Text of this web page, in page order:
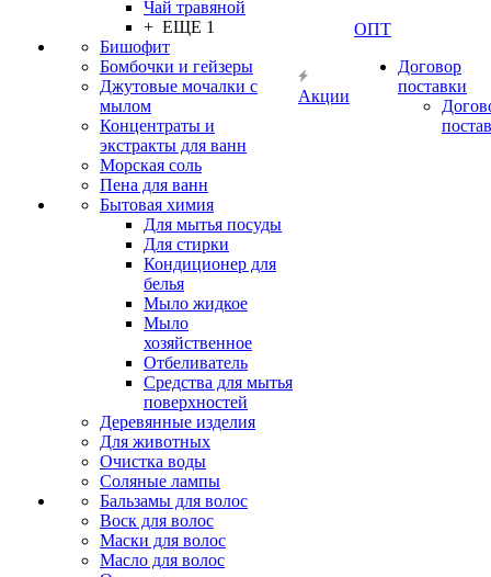
Чай травяной
+ ЕЩЕ 1
Бишофит
Бомбочки и гейзеры
Джутовые мочалки с
мылом
Концентраты и
экстракты для ванн
Морская соль
Пена для ванн
Бытовая химия
Для мытья посуды
Для стирки
Кондиционер для
белья
Мыло жидкое
Мыло
хозяйственное
Отбеливатель
Средства для мытья
поверхностей
Деревянные изделия
Для животных
Очистка воды
Соляные лампы
Бальзамы для волос
Воск для волос
Маски для волос
Масло для волос
Акции
ОПТ
Договор
поставки